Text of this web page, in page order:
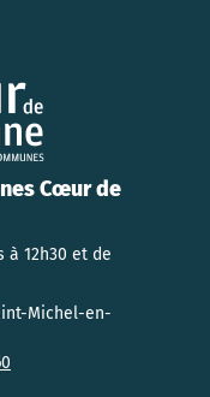
Cœur de
à 12h30 et de
Michel-en-